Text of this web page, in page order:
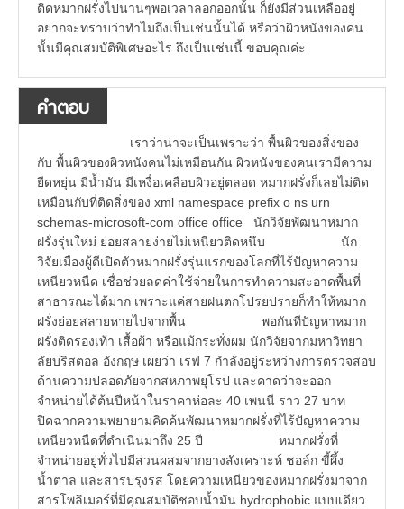
ติดหมากฝรั่งไปนานๆพอเวลาลอกออกนั้น ก็ยังมีส่วนเหลืออยู่
อยากจะทราบว่าทำไมถึงเป็นเช่นนั้นได้ หรือว่าผิวหนังของคน
นั้นมีคุณสมบัติพิเศษอะไร ถึงเป็นเช่นนี้ ขอบคุณค่ะ
คำตอบ
เราว่าน่าจะเป็นเพราะว่า พื้นผิวของสิ่งของ
กับ พื้นผิวของผิวหนังคนไม่เหมือนกัน ผิวหนังของคนเรามีความ
ยืดหยุ่น มีน้ำมัน มีเหงื่อเคลือบผิวอยู่ตลอด หมากฝรั่งก็เลยไม่ติด
เหมือนกับที่ติดสิ่งของ xml namespace prefix o ns urn
schemas-microsoft-com office office นักวิจัยพัฒนาหมาก
ฝรั่งรุ่นใหม่ ย่อยสลายง่ายไม่เหนียวติดหนึบ นัก
วิจัยเมืองผู้ดีเปิดตัวหมากฝรั่งรุ่นแรกของโลกที่ไร้ปัญหาความ
เหนียวหนืด เชื่อช่วยลดค่าใช้จ่ายในการทำความสะอาดพื้นที่
สาธารณะได้มาก เพราะแค่สายฝนตกโปรยปรายก็ทำให้หมาก
ฝรั่งย่อยสลายหายไปจากพื้น พอกันทีปัญหาหมาก
ฝรั่งติดรองเท้า เสื้อผ้า หรือแม้กระทั่งผม นักวิจัยจากมหาวิทยา
ลัยบริสตอล อังกฤษ เผยว่า เรฟ 7 กำลังอยู่ระหว่างการตรวจสอบ
ด้านความปลอดภัยจากสหภาพยุโรป และคาดว่าจะออก
จำหน่ายได้ต้นปีหน้าในราคาห่อละ 40 เพนนี ราว 27 บาท
ปิดฉากความพยายามคิดค้นพัฒนาหมากฝรั่งที่ไร้ปัญหาความ
เหนียวหนืดที่ดำเนินมาถึง 25 ปี หมากฝรั่งที่
จำหน่ายอยู่ทั่วไปมีส่วนผสมจากยางสังเคราะห์ ชอล์ก ขี้ผึ้ง
น้ำตาล และสารปรุงรส โดยความเหนียวของหมากฝรั่งมาจาก
สารโพลิเมอร์ที่มีคุณสมบัติชอบน้ำมัน hydrophobic แบบเดียว